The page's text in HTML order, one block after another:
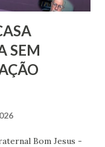
SEM
Bom Jesus -